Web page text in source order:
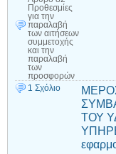
Προθεσμίες
για την
παραλαβή
των αιτήσεων
συμμετοχής
και την
παραλαβή
των
προσφορών
1 Σχόλιο
ΤΟΥ